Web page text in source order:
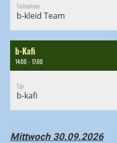
Teilnehmer
b-kleid Team
b-Kafi
14:00 - 17:00
Typ
b-kafi
Mittwoch 30.09.2026